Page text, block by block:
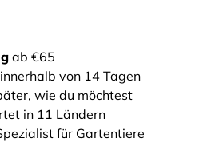
ab €65
innerhalb von 14 Tagen
wie du möchtest
in 11 Ländern
für Gartentiere